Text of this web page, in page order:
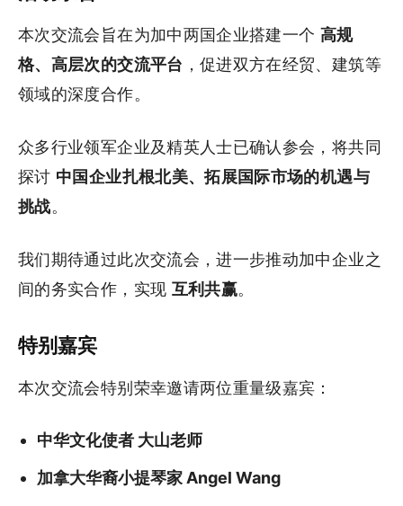
本次交流会旨在为加中两国企业搭建一个 高规
格、高层次的交流平台 ，促进双方在经贸、建筑等
领域的深度合作。
众多行业领军企业及精英人士已确认参会，将共同
探讨 中国企业扎根北美、拓展国际市场的机遇与
挑战。
我们期待通过此次交流会，进一步推动加中企业之
间的务实合作，实现 互利共赢。
特别嘉宾
本次交流会特别荣幸邀请两位重量级嘉宾：
中华文化使者 大山老师
加拿大华裔小提琴家 Angel Wang